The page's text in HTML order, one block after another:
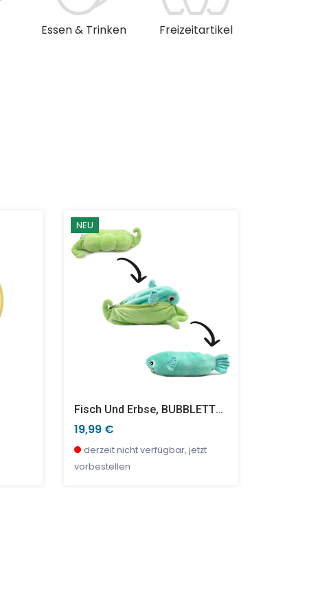
Essen & Trinken Freizeitartikel
NEU
Fisch Und Erbse, BUBBLETTHE Der Fisch
19,99 €
derzeit nicht verfügbar, jetzt
vorbestellen